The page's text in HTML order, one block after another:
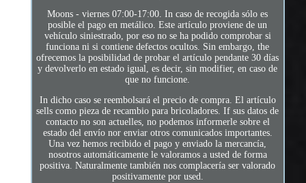
Moons - viernes 07:00-17:00. In caso de recogida sólo es
posible el pago en metálico. Este artículo proviene de un
vehículo siniestrado, por eso no se ha podido comprobar si
funciona ni si contiene defectos ocultos. Sin embargo, the
ofrecemos la posibilidad de probar el artículo pendante 30 días
y devolverlo en estado igual, es decir, sin modifier, en caso de
que no funcione.
In dicho caso se reembolsará el precio de compra. El artículo
sells como pieza de recambio para bricoladores. If sus datos de
contacto no son actuelles, no podemos informerle sobre el
estado del envío nor enviar otros comunicados importantes.
Una vez hemos recibido el pago y enviado la mercancía,
nosotros automáticamente le valoramos a usted de forma
positiva. Naturalmente también nos complacería ser valorado
positivamente por used.